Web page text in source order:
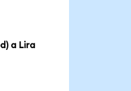
a Lira